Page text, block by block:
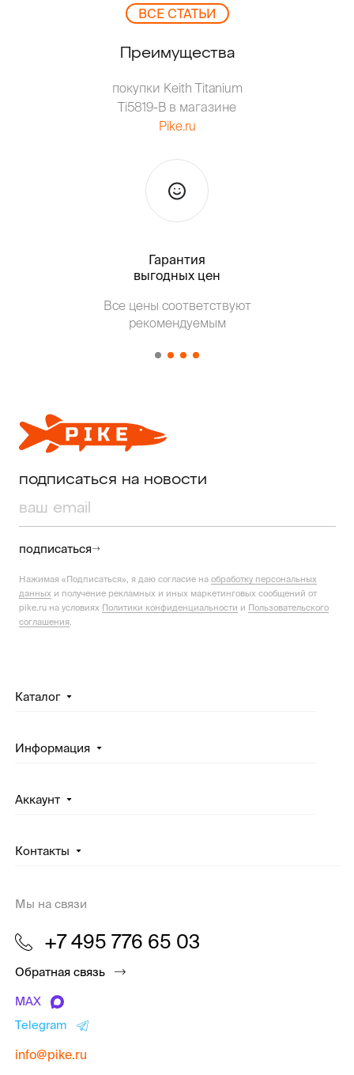
ВCЕ СТАТЬИ
Преимущества
покупки Keith Titanium
Ti5819-B в магазине
Pike.ru
Гарантия
выгодных цен
Все цены соответствуют
рекомендуемым
подписаться на новости
подписаться
Нажимая «Подписаться», я даю согласие на обработку персональных
данных и получение рекламных и иных маркетинговых сообщений от
pike.ru на условиях Политики конфиденциальности и Пользовательского
соглашения
Каталог
Информация
Аккаунт
Контакты
Мы на связи
+7 495 776 65 03
Обратная связь
MAX
Telegram
info@pike.ru